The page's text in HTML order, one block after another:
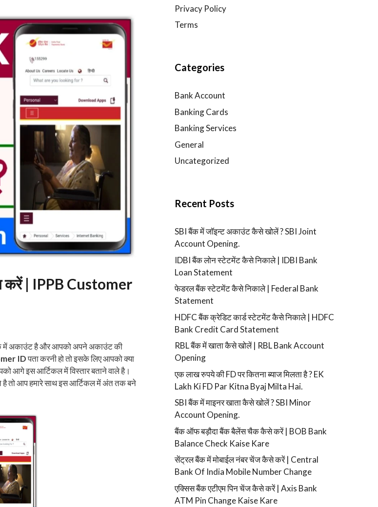
करें | IPPB Customer
में अकाउंट है और आपको अपने अकाउंट की
IDपता करनी हो तो इसके लिए आपको क्या
आगे इस आर्टिकल में विस्तार बताने वाले है।
तो आप हमारे साथ इस आर्टिकल में अंत तक बने
Privacy Policy
Terms
Categories
Bank Account
Banking Cards
Banking Services
General
Uncategorized
Recent Posts
SBI बैंक में जॉइन्ट अकाउंट कैसे खोलें ? SBI Joint
Account Opening.
IDBI बैंक लोन स्टेटमेंट कैसे निकाले | IDBI Bank
Loan Statement
फेडरल बैंक स्टेटमेंट कैसे निकाले | Federal Bank
Statement
HDFC बैंक क्रेडिट कार्ड स्टेटमेंट कैसे निकाले | HDFC
Bank Credit Card Statement
RBL बैंक में खाता कैसे खोलें | RBL Bank Account
Opening
एक लाख रुपये की FD पर कितना ब्याज मिलता है ? EK
Lakh Ki FD Par Kitna Byaj Milta Hai.
SBI बैंक में माइनर खाता कैसे खोलें ? SBI Minor
Account Opening.
बैंक ऑफ बड़ौदा बैंक बैलेंस चैक कैसे करें | BOB Bank
Balance Check Kaise Kare
सेंट्रल बैंक में मोबाईल नंबर चेंज कैसे करें | Central
Bank Of India Mobile Number Change
एक्सिस बैंक एटीएम पिन चेंज कैसे करें | Axis Bank
ATM Pin Change Kaise Kare